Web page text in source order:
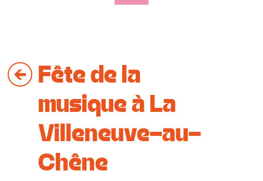
Bouger
Se restaurer
S’inspirer
Fête de la
musique à La
Villeneuve-au-
Chêne